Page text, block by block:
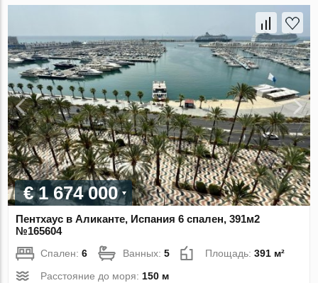
€ 1 674 000
Пентхаус в Аликанте, Испания 6 спален, 391м2
№165604
Спален:6 Ванных:5 Площадь:391 м²
Расстояние до моря:150 м